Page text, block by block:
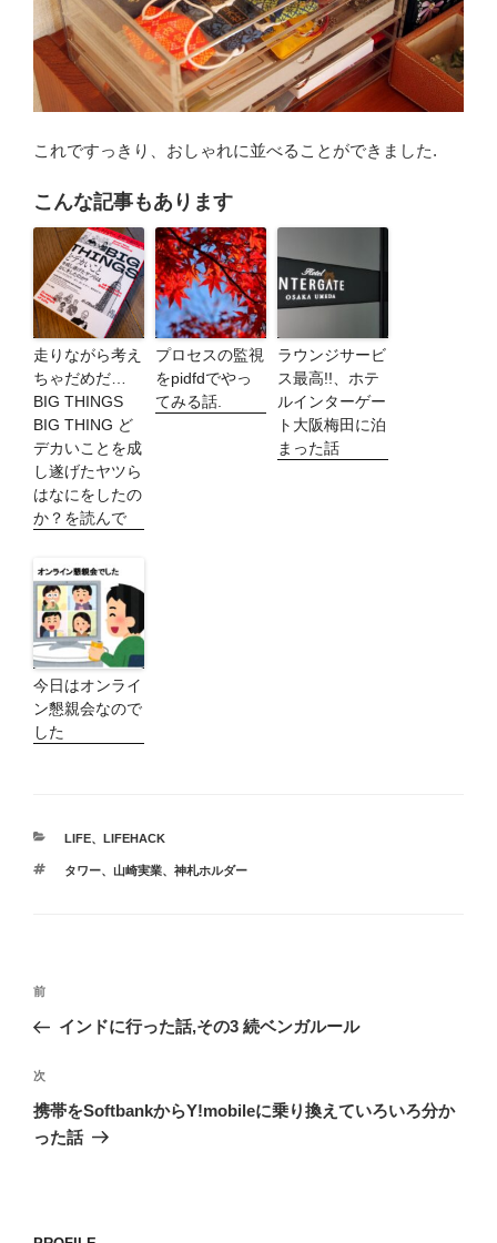
これですっきり、おしゃれに並べることができました.
こんな記事もあります
走りながら考え
ちゃだめだ…
BIG THINGS
BIG THING ど
デカいことを成
し遂げたヤツら
はなにをしたの
か？を読んで
プロセスの監視
をpidfdでやっ
てみる話.
ラウンジサービ
ス最高!!、ホテ
ルインターゲー
ト大阪梅田に泊
まった話
今日はオンライ
ン懇親会なので
した
カ
ゴ
LIFE、 LIFEHACK
タ
タワー、 山崎実業、 神札ホルダー
投
ナ
ビ
ゲ
ー
前
の
稿
前
インドに行った話,その3 続ベンガルール
次
の
次
携帯をSoftbankからY!mobileに乗り換えていろいろ分か
った話